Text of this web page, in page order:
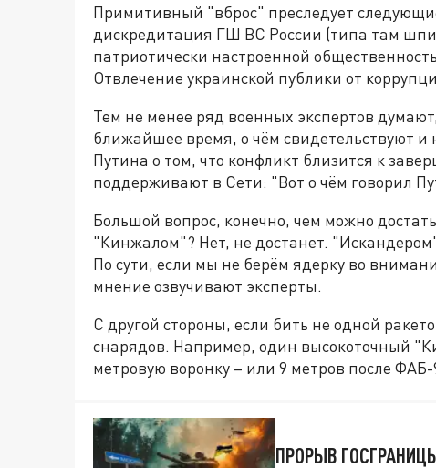
Примитивный "вброс" преследует
дискредитация ГШ ВС России (типа там
патриотически настроенной
Отвлечение украинской публики от
Тем не менее ряд военных экспертов
ближайшее время, о чём свидетельствуют
Путина о том, что конфликт близится к
поддерживают в Сети: "Вот о чём говорил
Большой вопрос, конечно, чем можно
"Кинжалом"? Нет, не достанет.
По сути, если мы не берём ядерку во
мнение озвучивают эксперты.
С другой стороны, если бить не одной
снарядов. Например, один высокоточный
метровую воронку – или 9 метров после ФАБ-
ПРОРЫВ